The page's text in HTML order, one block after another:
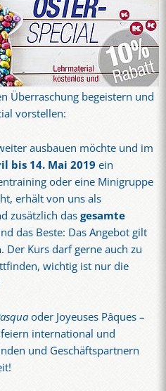
Überraschung begeistern und
vorstellen:
ausbauen möchte und im
bis 14. Mai 2019 ein
oder eine Minigruppe
erhält von uns als
zusätzlich dasgesamte
das Beste: Das Angebot gilt
Kurs darf gerne auch zu
wichtig ist nur die
oder Joyeuses Pâques –
international und
und Geschäftspartnern